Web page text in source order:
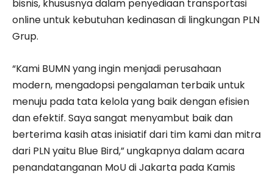
bisnis, khususnya dalam penyediaan transportasi
online untuk kebutuhan kedinasan di lingkungan PLN
Grup.
“Kami BUMN yang ingin menjadi perusahaan
modern, mengadopsi pengalaman terbaik untuk
menuju pada tata kelola yang baik dengan efisien
dan efektif. Saya sangat menyambut baik dan
berterima kasih atas inisiatif dari tim kami dan mitra
dari PLN yaitu Blue Bird,” ungkapnya dalam acara
penandatanganan MoU di Jakarta pada Kamis